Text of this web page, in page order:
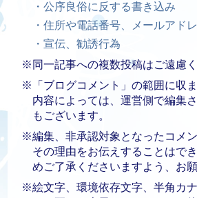
・公序良俗に反する書き込み
・住所や電話番号、メールアド
・宣伝、勧誘行為
※同一記事への複数投稿はご遠慮く
※「ブログコメント」の範囲に収
内容によっては、運営側で編集
もございます。
※編集、非承認対象となったコメン
その理由をお伝えすることはで
めご了承くださいますよう、お
※絵文字、環境依存文字、半角カ